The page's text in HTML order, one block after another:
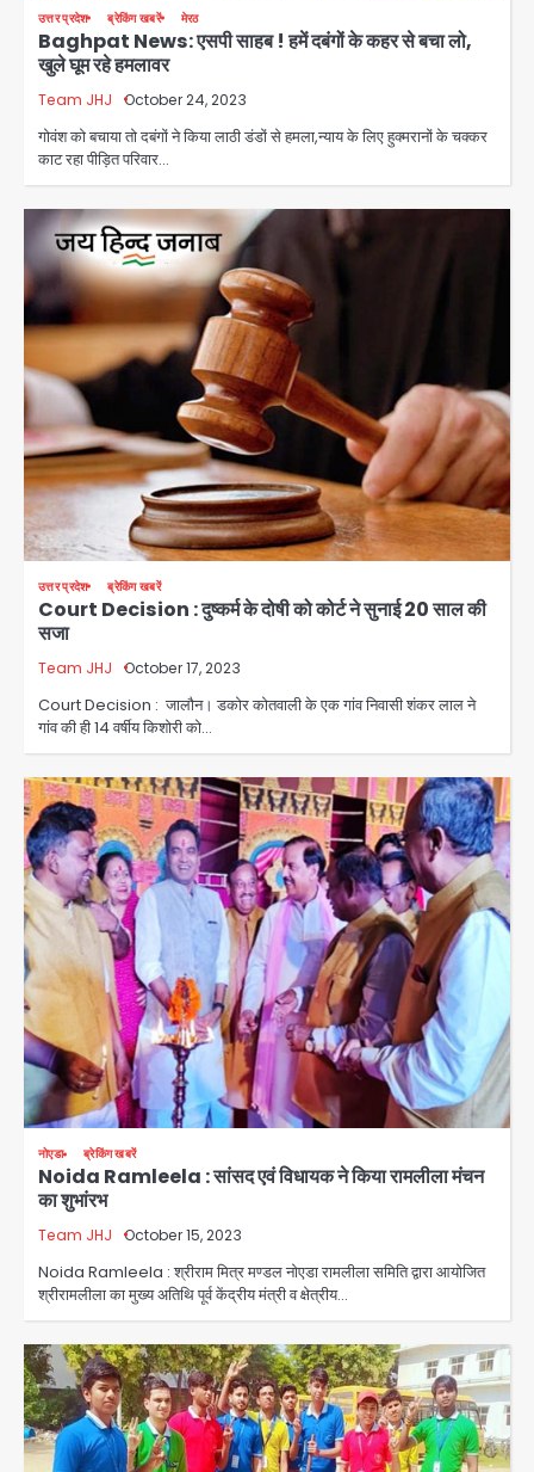
उत्तर प्रदेश ब्रेकिंग खबरें मेरठ
Baghpat News: एसपी साहब ! हमें दबंगों के कहर से बचा लो,
खुले घूम रहे हमलावर
Team JHJ October 24, 2023
गोवंश को बचाया तो दबंगों ने किया लाठी डंडों से हमला,न्याय के लिए हुक्मरानों के चक्कर
काट रहा पीड़ित परिवार…
उत्तर प्रदेश ब्रेकिंग खबरें
Court Decision : दुष्कर्म के दोषी को कोर्ट ने सुनाई 20 साल की
सजा
Team JHJ October 17, 2023
Court Decision : जालौन। डकोर कोतवाली के एक गांव निवासी शंकर लाल ने
गांव की ही 14 वर्षीय किशोरी को…
नोएडा ब्रेकिंग खबरें
Noida Ramleela : सांसद एवं विधायक ने किया रामलीला मंचन
का शुभांरभ
Team JHJ October 15, 2023
Noida Ramleela : श्रीराम मित्र मण्डल नोएडा रामलीला समिति द्वारा आयोजित
श्रीरामलीला का मुख्य अतिथि पूर्व केंद्रीय मंत्री व क्षेत्रीय…